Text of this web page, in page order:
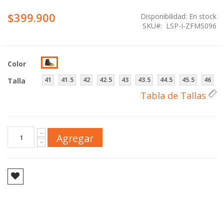
$399.900 Disponibilidad: En stock
SKU
LSP-I-ZFMS096
Color
Talla
41 41.5 42 42.5 43 43.5 44.5 45.5 46
Tabla de Tallas
Agregar